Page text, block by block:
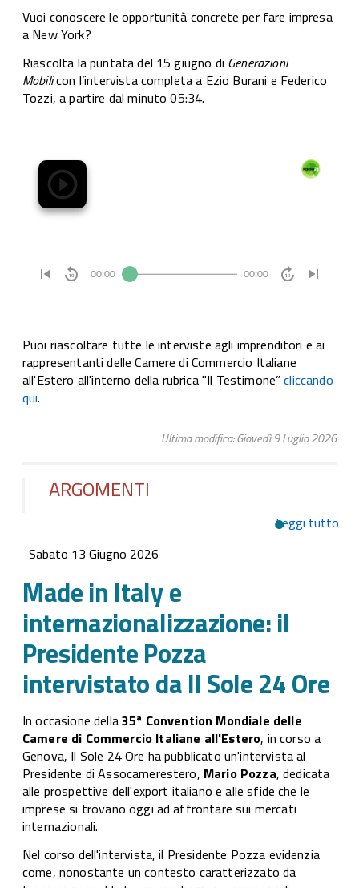
Vuoi conoscere le opportunità concrete per fare impresa
a New York?
Riascolta la puntata del 15 giugno di Generazioni
Mobilicon l’intervista completa a Ezio Burani e Federico
Tozzi, a partire dal minuto 05:34.
Puoi riascoltare tutte le interviste agli imprenditori e ai
rappresentanti delle Camere di Commercio Italiane
all'Estero all'interno della rubrica "Il Testimone”cliccando
qui.
Ultima modifica: Giovedì 9 Luglio 2026
ARGOMENTI
Leggi tutto
Sabato 13 Giugno 2026
Made in Italy e
internazionalizzazione: il
Presidente Pozza
intervistato da Il Sole 24 Ore
In occasione della35ª Convention Mondiale delle
Camere di Commercio Italiane all'Estero, in corso a
Genova, Il Sole 24 Ore ha pubblicato un'intervista al
Presidente di Assocamerestero, Mario Pozza, dedicata
alle prospettive dell'export italiano e alle sfide che le
imprese si trovano oggi ad affrontare sui mercati
internazionali.
Nel corso dell'intervista, il Presidente Pozza evidenzia
come, nonostante un contesto caratterizzato da